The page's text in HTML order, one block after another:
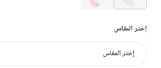
إختر المقاس
إختر المقاس